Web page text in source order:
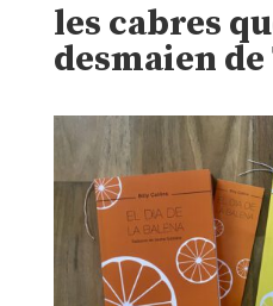
les cabres
desmaien de